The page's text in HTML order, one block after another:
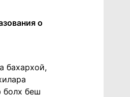
о
бахархой,
болх беш